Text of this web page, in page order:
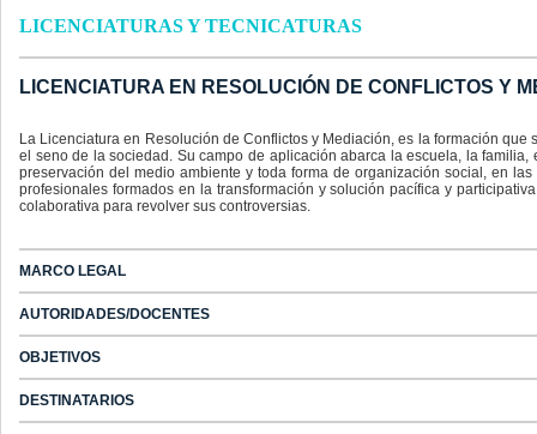
LICENCIATURAS Y TECNICATURAS
LICENCIATURA EN RESOLUCIÓN DE CONFLICTOS
La Licenciatura en Resolución de Conflictos y Mediación, es la formación
el seno de la sociedad. Su campo de aplicación abarca la escuela, la
preservación del medio ambiente y toda forma de organización social, en
profesionales formados en la transformación y solución pacífica y
colaborativa para revolver sus controversias.
MARCO LEGAL
AUTORIDADES/DOCENTES
OBJETIVOS
DESTINATARIOS